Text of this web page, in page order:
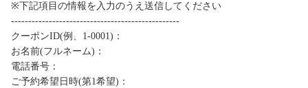
※下記項目の情報を入力のうえ送信してください
-------------------------------------------------
クーポンID(例、1-0001)：
お名前(フルネーム)：
電話番号：
ご予約希望日時(第1希望)：